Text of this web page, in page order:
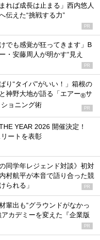
れば成長は止まる」西内悠人
伝えた“挑戦する力”
PR
でも感覚が狂ってきます」B
・安藤周人が明かす“見え
PR
り“タイパ”がいい！」箱根の
神野大地が語る「エアー®サ
ショニング術 PR
YEAR 2026 開催決定！
ートを表彰
同学年レジェンド対談》初対
村航平が本音で語り合った競
られる」
PR
輩出も“グラウンドがなかっ
カデミーを変えた『企業版
PR